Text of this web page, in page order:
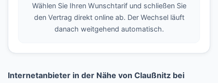
Wählen Sie Ihren Wunschtarif und schließen Sie
den Vertrag direkt online ab. Der Wechsel läuft
danach weitgehend automatisch.
Internetanbieter in der Nähe von Claußnitz bei